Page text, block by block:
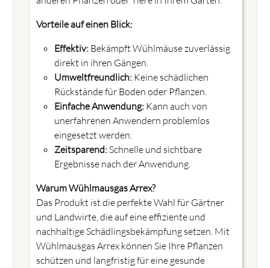
Vorteile auf einen Blick:
Effektiv:Bekämpft Wühlmäuse zuverlässig
direkt in ihren Gängen.
Umweltfreundlich:Keine schädlichen
Rückstände für Boden oder Pflanzen.
Einfache Anwendung:Kann auch von
unerfahrenen Anwendern problemlos
eingesetzt werden.
Zeitsparend:Schnelle und sichtbare
Ergebnisse nach der Anwendung.
Warum Wühlmausgas Arrex?
Das Produkt ist die perfekte Wahl für Gärtner
und Landwirte, die auf eine effiziente und
nachhaltige Schädlingsbekämpfung setzen. Mit
Wühlmausgas Arrex können Sie Ihre Pflanzen
schützen und langfristig für eine gesunde